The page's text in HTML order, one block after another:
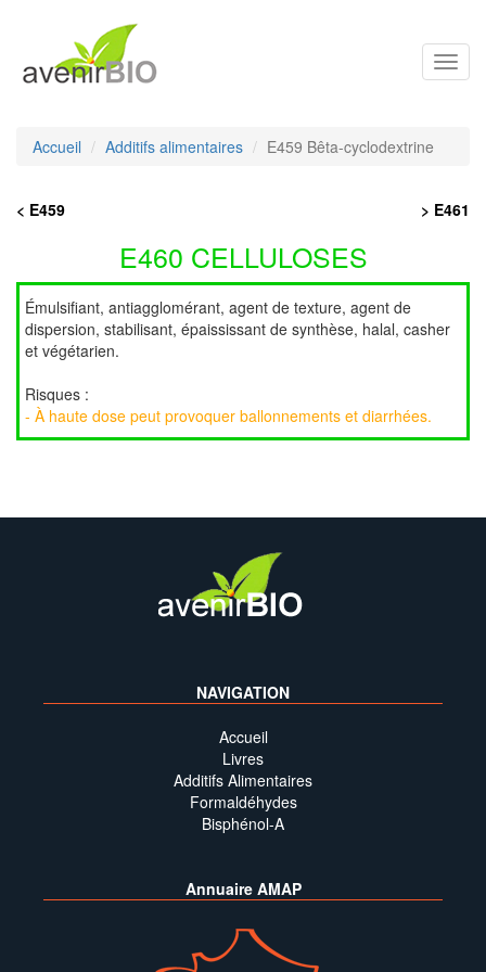
Accueil Additifs alimentaires E459 Bêta-cyclodextrine
< E459 > E461
E460 CELLULOSES
Émulsifiant, antiagglomérant, agent de texture, agent de
dispersion, stabilisant, épaississant de synthèse, halal, casher
et végétarien.
Risques :
- À haute dose peut provoquer ballonnements et diarrhées.
NAVIGATION
Accueil
Livres
Additifs Alimentaires
Formaldéhydes
Bisphénol-A
Annuaire AMAP